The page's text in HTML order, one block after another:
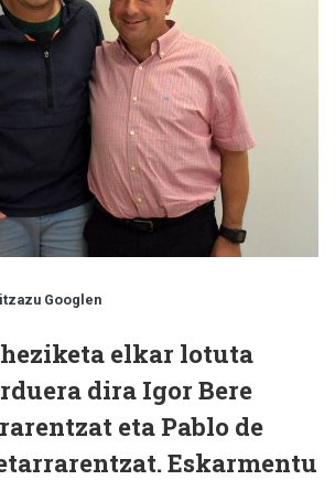
Googlen
elkar lotuta
dira Igor Bere
eta Pablo de
Eskarmentu